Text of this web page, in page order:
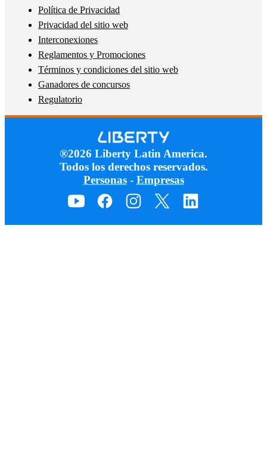
Política de Privacidad
Privacidad del sitio web
Interconexiones
Reglamentos y Promociones
Términos y condiciones del sitio web
Ganadores de concursos
Regulatorio
®2026 Liberty Latin America.
Todos los derechos reservados.
Personas- Empresas